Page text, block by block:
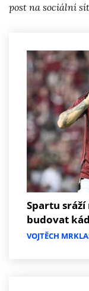
post na sociální
Spartu
budovat
VOJTĚCH